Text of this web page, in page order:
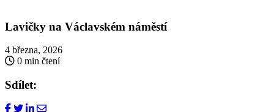
Lavičky na Václavském náměstí
4 března, 2026
0 min čtení
Sdílet: